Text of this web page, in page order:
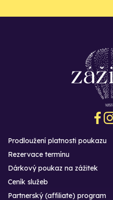
Prodloužení platnosti poukazu
Rezervace termínu
Dárkový poukaz na zážitek
Ceník služeb
Partnerský (affiliate) program